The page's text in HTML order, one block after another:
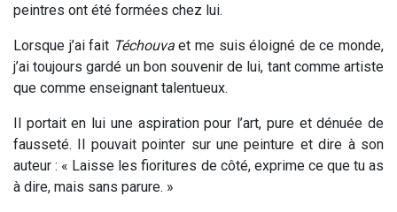
peintres ont été formées chez lui.
Lorsque j’ai fait Téchouvaet me suis éloigné de ce monde,
j’ai toujours gardé un bon souvenir de lui, tant comme artiste
que comme enseignant talentueux.
Il portait en lui une aspiration pour l’art, pure et dénuée de
fausseté. Il pouvait pointer sur une peinture et dire à son
auteur : « Laisse les fioritures de côté, exprime ce que tu as
à dire, mais sans parure. »